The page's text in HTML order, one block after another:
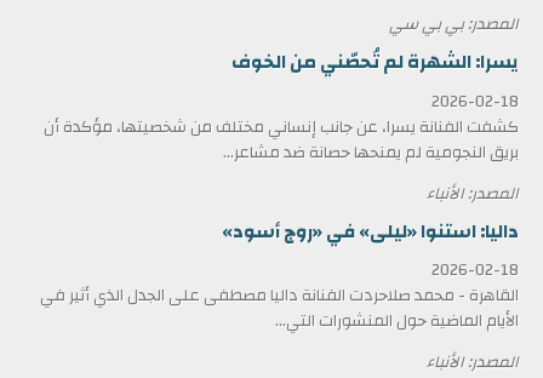
المصدر: بي بي سي
يسرا: الشهرة لم تُحصّني من الخوف
2026-02-18
كشفت الفنانة يسرا، عن جانب إنساني مختلف من شخصيتها، مؤكدة أن
بريق النجومية لم يمنحها حصانة ضد مشاعر...
المصدر: الأنباء
داليا: استنوا «ليلى» في «روج أسود»
2026-02-18
القاهرة - محمد صلاحردت الفنانة داليا مصطفى على الجدل الذي أثير في
الأيام الماضية حول المنشورات التي...
المصدر: الأنباء